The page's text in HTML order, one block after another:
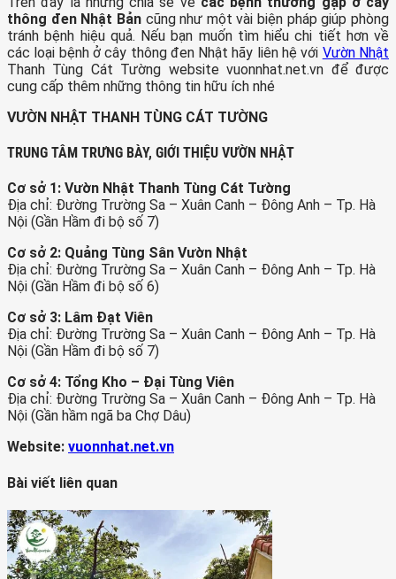
thông đen Nhật Bảncũng như một vài biện pháp giúp phòng
tránh bệnh hiệu quả. Nếu bạn muốn tìm hiểu chi tiết hơn về
các loại bệnh ở cây thông đen Nhật hãy liên hệ với Vườn Nhật
Thanh Tùng Cát Tường website vuonnhat.net.vn để được
cung cấp thêm những thông tin hữu ích nhé
VƯỜN NHẬT THANH TÙNG CÁT TƯỜNG
TRUNG TÂM TRƯNG BÀY, GIỚI THIỆU VƯỜN NHẬT
Cơ sở 1: Vườn Nhật Thanh Tùng Cát Tường
Địa chỉ: Đường Trường Sa – Xuân Canh – Đông Anh – Tp. Hà
Nội (Gần Hầm đi bộ số 7)
Cơ sở 2: Quảng Tùng Sân Vườn Nhật
Địa chỉ: Đường Trường Sa – Xuân Canh – Đông Anh – Tp. Hà
Nội (Gần Hầm đi bộ số 6)
Cơ sở 3: Lâm Đạt Viên
Địa chỉ: Đường Trường Sa – Xuân Canh – Đông Anh – Tp. Hà
Nội (Gần Hầm đi bộ số 7)
Cơ sở 4: Tổng Kho – Đại Tùng Viên
Địa chỉ: Đường Trường Sa – Xuân Canh – Đông Anh – Tp. Hà
Nội (Gần hầm ngã ba Chợ Dâu)
Website: vuonnhat.net.vn
Bài viết liên quan